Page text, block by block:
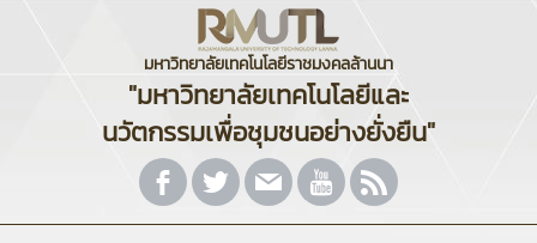
มหาวิทยาลัยเทคโนโลยีราชมงคลล้านนา
"มหาวิทยาลัยเทคโนโลยีและ
นวัตกรรมเพื่อชุมชนอย่างยั่งยืน"